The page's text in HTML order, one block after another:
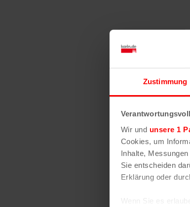
Zustimmung
Wir und unsere 1
Cookies, um
Inhalte,
Sie entscheiden
Erklärung oder
Rose
Outlaws –